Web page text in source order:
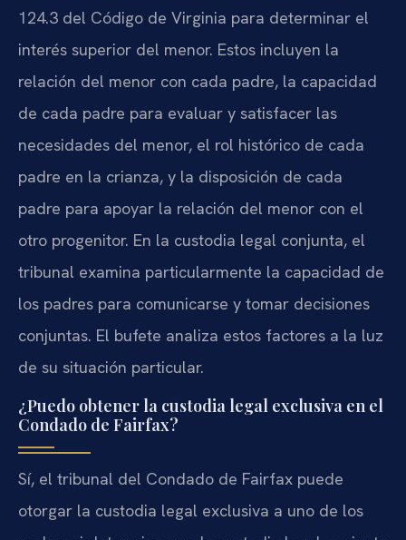
124.3 del Código de Virginia para determinar el
interés superior del menor. Estos incluyen la
relación del menor con cada padre, la capacidad
de cada padre para evaluar y satisfacer las
necesidades del menor, el rol histórico de cada
padre en la crianza, y la disposición de cada
padre para apoyar la relación del menor con el
otro progenitor. En la custodia legal conjunta, el
tribunal examina particularmente la capacidad de
los padres para comunicarse y tomar decisiones
conjuntas. El bufete analiza estos factores a la luz
de su situación particular.
¿Puedo obtener la custodia legal exclusiva en el
Condado de Fairfax?
Sí, el tribunal del Condado de Fairfax puede
otorgar la custodia legal exclusiva a uno de los